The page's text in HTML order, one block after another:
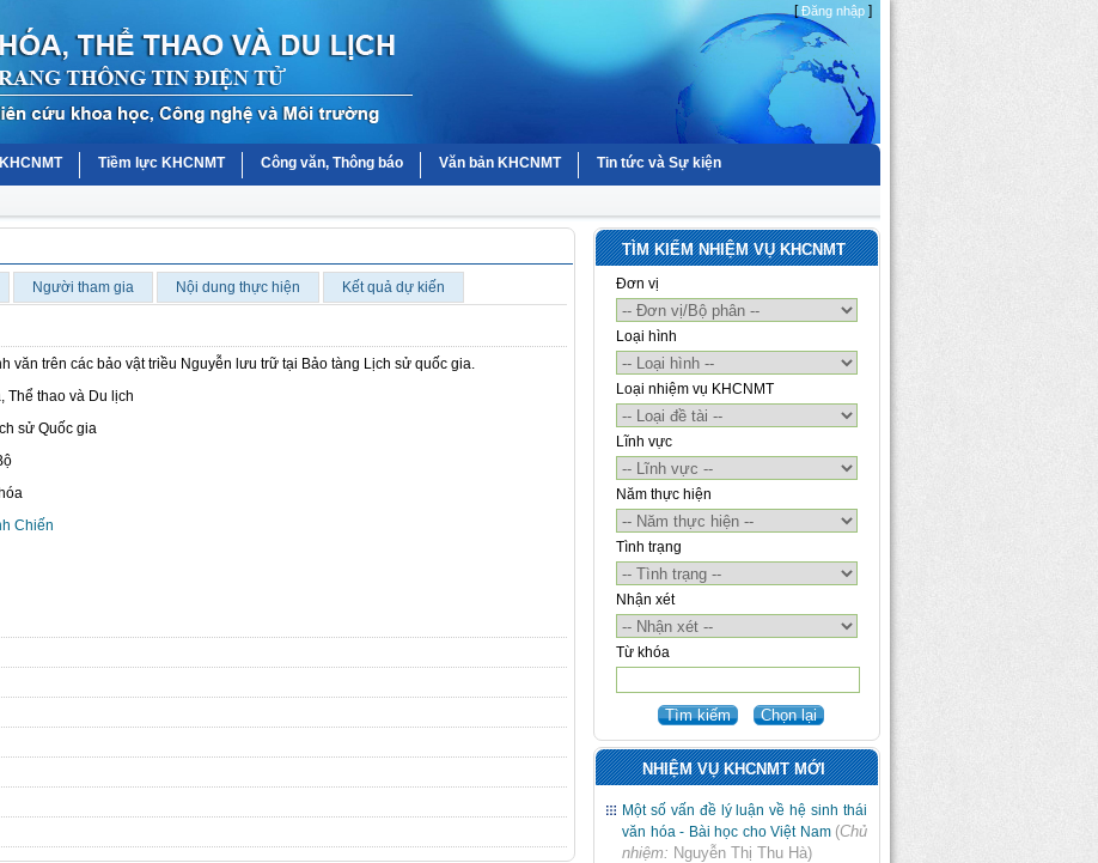
[Đăng nhập ]
Tiềm lực KHCNMT Công văn, Thông báo Văn bản KHCNMT Tin tức và Sự kiện
Người tham gia Nội dung thực hiện Kết quả dự kiến
văn trên các bảo vật triều Nguyễn lưu trữ tại Bảo tàng Lịch sử quốc gia.
Thể thao và Du lịch
sử Quốc gia
Chiến
TÌM KIẾM NHIỆM VỤ KHCNMT
Đơn vị
Loại hình
Loại nhiệm vụ KHCNMT
Lĩnh vực
Năm thực hiện
Tình trạng
Nhận xét
Từ khóa
NHIỆM VỤ KHCNMT MỚI
Một số vấn đề lý luận về hệ sinh thái
văn hóa - Bài học cho Việt Nam (Chủ
nhiệm: Nguyễn Thị Thu Hà)